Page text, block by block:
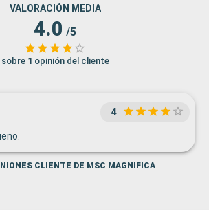
VALORACIÓN MEDIA
4.0 /5
sobre 1 opinión del cliente
4
CLIENTE DE MSC MAGNIFICA